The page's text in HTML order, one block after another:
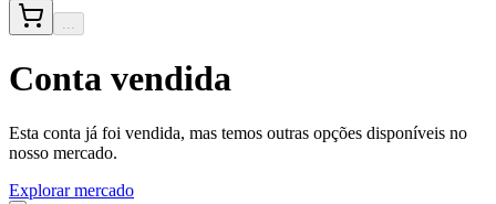
...
Conta vendida
Esta conta já foi vendida, mas temos outras opções disponíveis no
nosso mercado.
Explorar mercado